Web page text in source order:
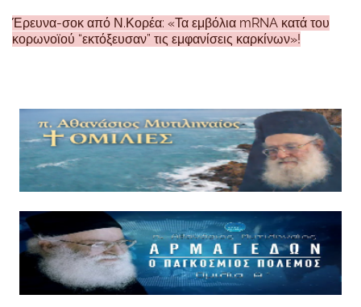
Έρευνα-σοκ από Ν.Κορέα: «Τα εμβόλια mRNA κατά του
κορωνοϊού “εκτόξευσαν” τις εμφανίσεις καρκίνων»!